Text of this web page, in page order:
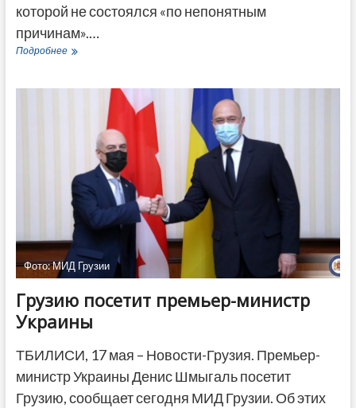
которой не состоялся «по непонятным
причинам».…
ПодробнееЗеленский
президент
приедет
Фото: МИД Грузии
Грузию посетит премьер-министр
Украины
ТБИЛИСИ, 17 мая – Новости-Грузия. Премьер-
министр Украины Денис Шмыгаль посетит
Грузию, сообщает сегодня МИД Грузии. Об этих